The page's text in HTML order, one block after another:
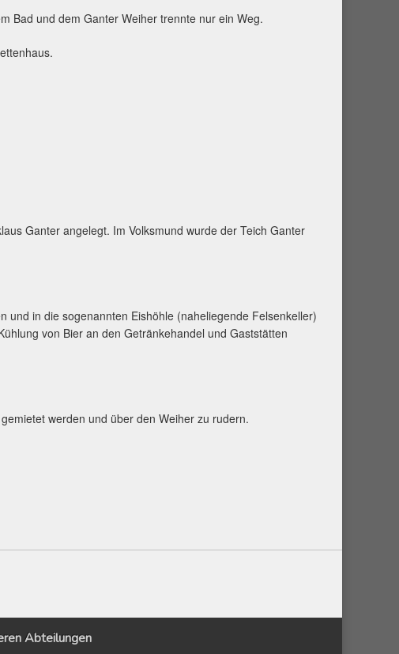
Bad und dem Ganter Weiher trennte nur ein Weg.
Ganter angelegt. Im Volksmund wurde der Teich Ganter
und in die sogenannten Eishöhle (naheliegende Felsenkeller)
von Bier an den Getränkehandel und Gaststätten
werden und über den Weiher zu rudern.
Abteilungen